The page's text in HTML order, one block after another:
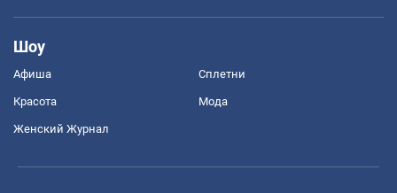
Шоу
Афиша Сплетни
Красота Мода
Женский Журнал